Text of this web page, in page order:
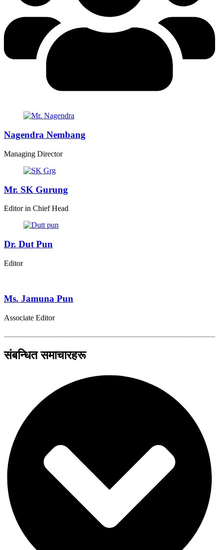
Nagendra Nembang
Managing Director
Mr. SK Gurung
Editor in Chief Head
Dr. Dut Pun
Editor
Ms. Jamuna Pun
Associate Editor
संबन्धित समाचारहरू